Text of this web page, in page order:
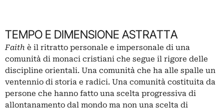
TEMPO E DIMENSIONE ASTRATTA
Faith è il ritratto personale e impersonale di una
comunità di monaci cristiani che segue il rigore delle
discipline orientali. Una comunità che ha alle spalle un
ventennio di storia e radici. Una comunità costituita da
persone che hanno fatto una scelta progressiva di
allontanamento dal mondo ma non una scelta di